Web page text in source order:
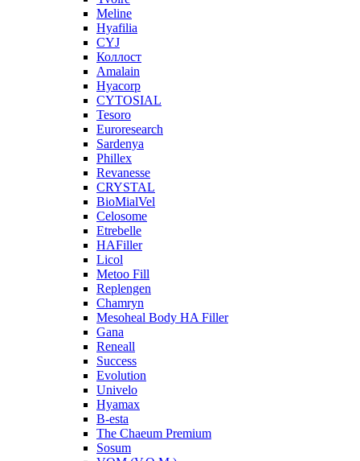
Meline
Hyafilia
CYJ
Коллост
Amalain
Hyacorp
CYTOSIAL
Tesoro
Euroresearch
Sardenya
Phillex
Revanesse
CRYSTAL
BioMialVel
Celosome
Etrebelle
HAFiller
Licol
Metoo Fill
Replengen
Chamryn
Mesoheal Body HA Filler
Gana
Reneall
Success
Evolution
Univelo
Hyamax
B-esta
The Chaeum Premium
Sosum